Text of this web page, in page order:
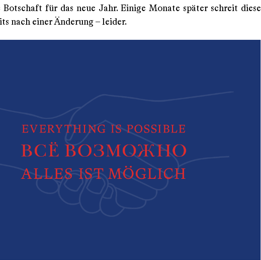
Botschaft für das neue Jahr. Einige Monate später schreit diese
nach einer Änderung – leider.